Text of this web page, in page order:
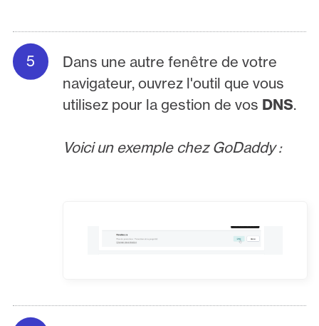
Dans une autre fenêtre de votre
navigateur, ouvrez l'outil que vous
utilisez pour la gestion de vos DNS.
Voici un exemple chez GoDaddy :